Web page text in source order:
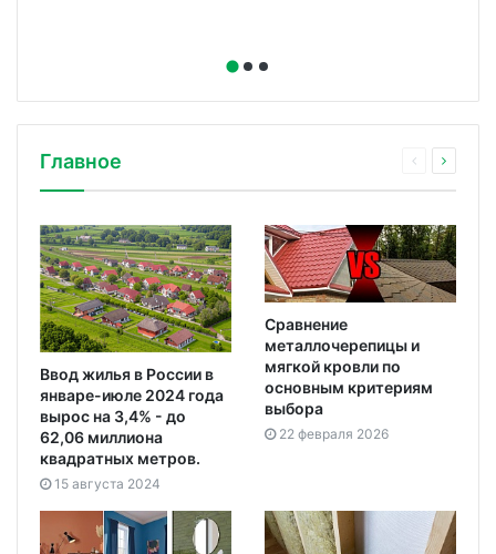
Главное
Ввод жилья в России в
январе-июле 2024 года
вырос на 3,4% - до
62,06 миллиона
квадратных метров.
15 августа 2024
Сравнение
металлочерепицы и
мягкой кровли по
основным критериям
выбора
22 февраля 2026